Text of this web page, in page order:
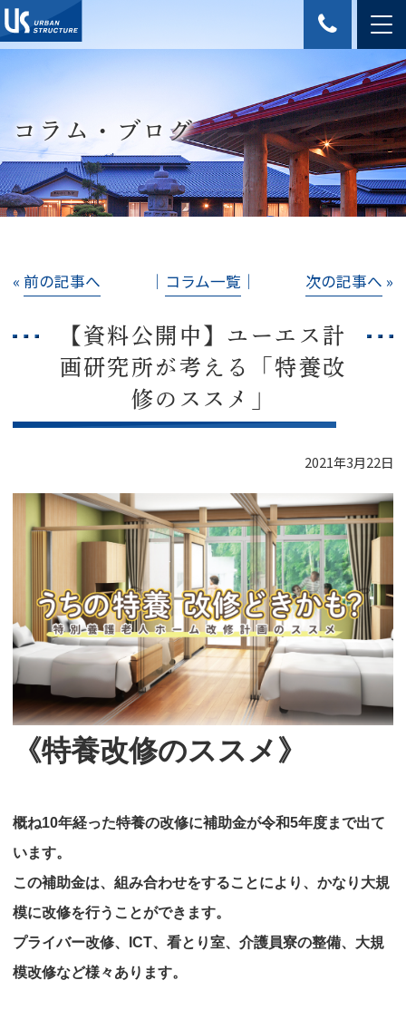
コラム・ブログ
« 前の記事へ │ コラム一覧 │ 次の記事へ »
【資料公開中】ユーエス計
画研究所が考える「特養改
修のススメ」
2021年3月22日
《特養改修のススメ》
概ね10年経った特養の改修に補助金が令和5年度まで出て
います。
この補助金は、組み合わせをすることにより、かなり大規
模に改修を行うことができます。
プライバー改修、ICT、看とり室、介護員寮の整備、大規
模改修など様々あります。